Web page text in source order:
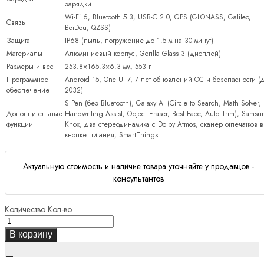
зарядки
Связь
Wi-Fi 6, Bluetooth 5.3, USB-C 2.0, GPS (GLONASS, Galileo,
BeiDou, QZSS)
Защита
IP68 (пыль, погружение до 1.5 м на 30 минут)
Материалы
Алюминиевый корпус, Gorilla Glass 3 (дисплей)
Размеры и вес
253.8×165.3×6.3 мм, 553 г
Программное
обеспечение
Android 15, One UI 7, 7 лет обновлений ОС и безопасности
2032)
Дополнительные
функции
S Pen (без Bluetooth), Galaxy AI (Circle to Search, Math Solver,
Handwriting Assist, Object Eraser, Best Face, Auto Trim),
Knox, два стереодинамика с Dolby Atmos, сканер отпечатков в
кнопке питания, SmartThings
Актуальную стоимость и наличие товара уточняйте у продавцов -
консультантов
Количество Кол-во
В корзину